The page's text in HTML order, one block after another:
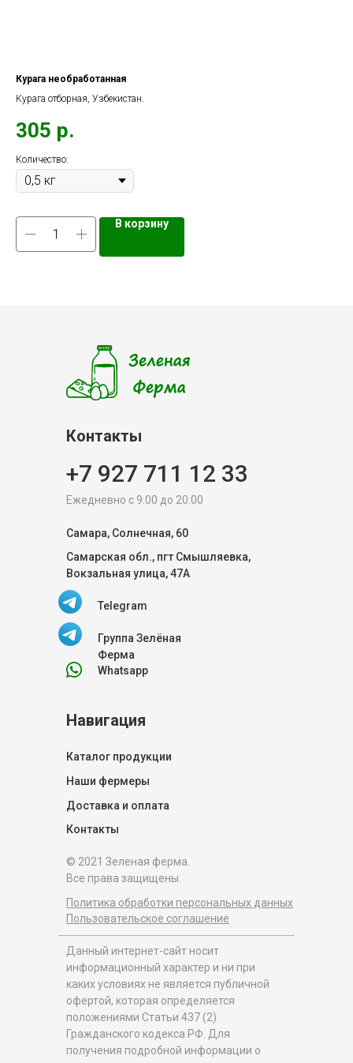
Курага необработанная
Курага отборная, Узбекистан.
305 р.
Количество:
В корзину
Контакты
Ежедневно с 9:00 до 20:00
© 2021 Зеленая ферма.
Все права защищены.
Данный интернет-сайт носит
информационный характер и ни при
каких условиях не является публичной
офертой, которая определяется
положениями Статьи 437 (2)
Гражданского кодекса РФ. Для
получения подробной информации о
Политика обработки персональных данных
Пользовательское соглашение
Самарская обл., пгт Смышляевка,
Вокзальная улица, 47А
Самара, Солнечная, 60
Наши фермеры
Доставка и оплата
Контакты
Каталог продукции
Telegram
Группа Зелёная
Ферма
Whatsapp
+7 927 711 12 33
Навигация